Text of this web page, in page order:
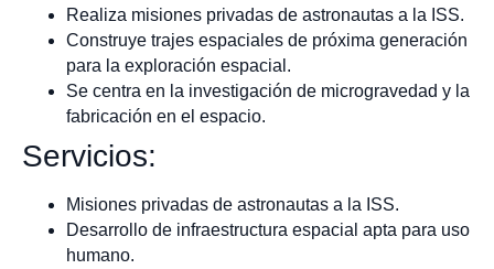
Realiza misiones privadas de astronautas a la ISS.
Construye trajes espaciales de próxima generación
para la exploración espacial.
Se centra en la investigación de microgravedad y la
fabricación en el espacio.
Servicios:
Misiones privadas de astronautas a la ISS.
Desarrollo de infraestructura espacial apta para uso
humano.